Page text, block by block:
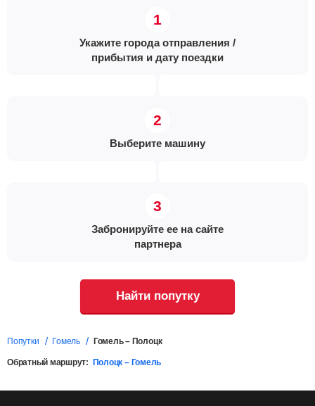
Укажите города отправления /
прибытия и дату поездки
Выберите машину
Забронируйте ее на сайте
партнера
Найти попутку
Попутки Гомель Гомель – Полоцк
Обратный маршрут: Полоцк – Гомель